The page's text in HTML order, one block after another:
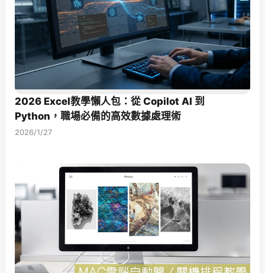
2026 Excel教學懶人包：從 Copilot AI 到
Python，職場必備的高效數據處理術
2026/1/27